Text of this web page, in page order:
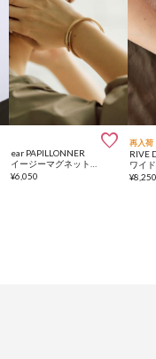

ear PAPILLONNER
¥6,050
再入荷
RIVE
ワイ
¥